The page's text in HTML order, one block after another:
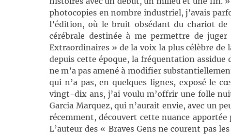
photocopies en nombre industriel, j’avais
l’édition, où le bruit obsédant du chariot de
cérébrale destinée à me permettre de
Extraordinaires » de la voix la plus célèbre de
depuis cette époque, la fréquentation assidue
ne m’a pas amené à modifier
qui n’a pas, en quelques lignes, exposé le
vingt-dix ans, j’ai voulu m’offrir une folle
Garcia Marquez, qui n’aurait envie, avec un
récemment, découvert cette nuance
L’auteur des « Braves Gens ne courent pas